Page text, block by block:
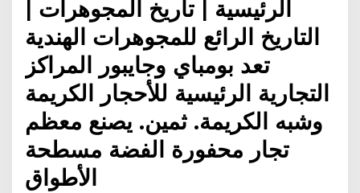
الرئيسية | تاريخ المجوهرات |
التاريخ الرائع للمجوهرات الهندية
تعد بومباي وجايبور المراكز
التجارية الرئيسية للأحجار الكريمة
وشبه الكريمة. ثمين. يصنع معظم
تجار محفورة الفضة مسطحة
الأطواق